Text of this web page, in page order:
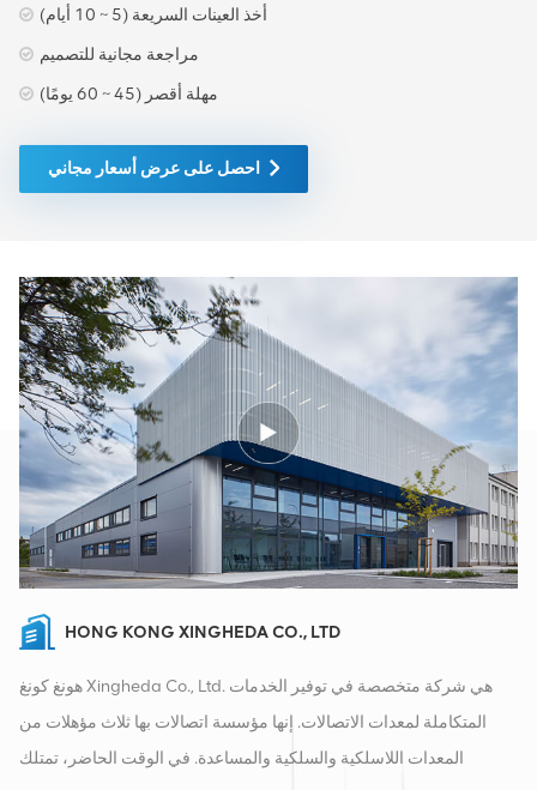
أخذ العينات السريعة (5 ~ 10 أيام)
مراجعة مجانية للتصميم
مهلة أقصر (45 ~ 60 يومًا)
احصل على عرض أسعار مجاني
HONG KONG XINGHEDA CO., LTD
هونغ كونغ Xingheda Co., Ltd. هي شركة متخصصة في توفير الخدمات
المتكاملة لمعدات الاتصالات. إنها مؤسسة اتصالات بها ثلاث مؤهلات من
المعدات اللاسلكية والسلكية والمساعدة. في الوقت الحاضر، تمتلك